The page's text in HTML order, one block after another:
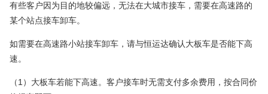
有些客户因为目的地较偏远，无法在大城市接车，需要在高速路的
某个站点接车卸车。
如需要在高速路小站接车卸车，请与恒运达确认大板车是否能下高
速。
（ 1 ）大板车若能下高速。客户接车时无需支付多余费用，按合同价